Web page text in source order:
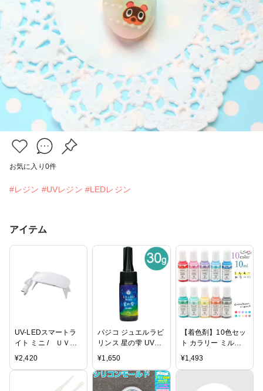
お気に入り 0件
#レジン #UVレジン #LEDレジン
アイテム
UV-LEDスマートラ
イト ミニ / ＵＶラ
イト レジン
¥2,420
パジコ ジュエルラビ
リンス 星の雫 UV
LEDレジン液 ハード
25g | レジン レジン
液 UVレジン液 LED
レジン液 紫外線硬化
¥1,650
【着色剤】10色セッ
ト カラリー ミルキ
ーカラー
GreenOceanオリジ
ー ゆめかわいい レ
¥1,493